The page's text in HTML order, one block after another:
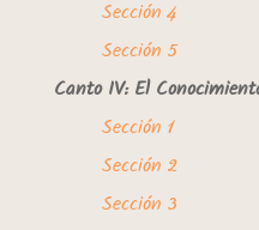
Sección 4
Sección 5
Canto IV: El
Sección 1
Sección 2
Sección 3